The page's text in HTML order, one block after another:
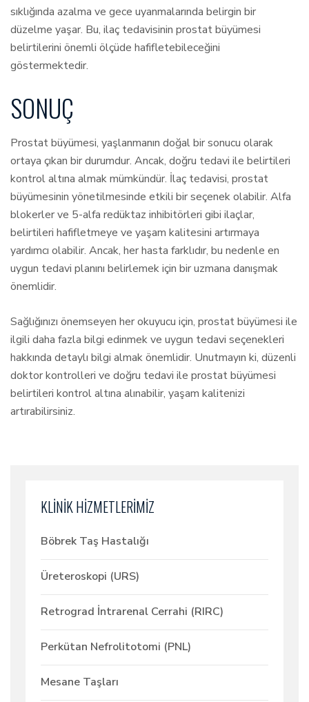
KLİNİK HİZMETLERİMİZ
Böbrek Taş Hastalığı
Üreteroskopi (URS)
Retrograd İntrarenal Cerrahi (RIRC)
Perkütan Nefrolitotomi (PNL)
Mesane Taşları
sıklığında azalma ve gece uyanmalarında belirgin bir
düzelme yaşar. Bu, ilaç tedavisinin prostat büyümesi
belirtilerini önemli ölçüde hafifletebileceğini
göstermektedir.
SONUÇ
Prostat büyümesi, yaşlanmanın doğal bir sonucu olarak
ortaya çıkan bir durumdur. Ancak, doğru tedavi ile belirtileri
kontrol altına almak mümkündür. İlaç tedavisi, prostat
büyümesinin yönetilmesinde etkili bir seçenek olabilir. Alfa
blokerler ve 5-alfa redüktaz inhibitörleri gibi ilaçlar,
belirtileri hafifletmeye ve yaşam kalitesini artırmaya
yardımcı olabilir. Ancak, her hasta farklıdır, bu nedenle en
uygun tedavi planını belirlemek için bir uzmana danışmak
önemlidir.
Sağlığınızı önemseyen her okuyucu için, prostat büyümesi ile
ilgili daha fazla bilgi edinmek ve uygun tedavi seçenekleri
hakkında detaylı bilgi almak önemlidir. Unutmayın ki, düzenli
doktor kontrolleri ve doğru tedavi ile prostat büyümesi
belirtileri kontrol altına alınabilir, yaşam kalitenizi
artırabilirsiniz.